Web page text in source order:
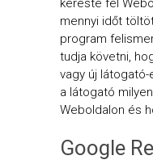
kereste fel
mennyi időt
program
tudja követni,
vagy új
a látogató
Weboldalon és
Google